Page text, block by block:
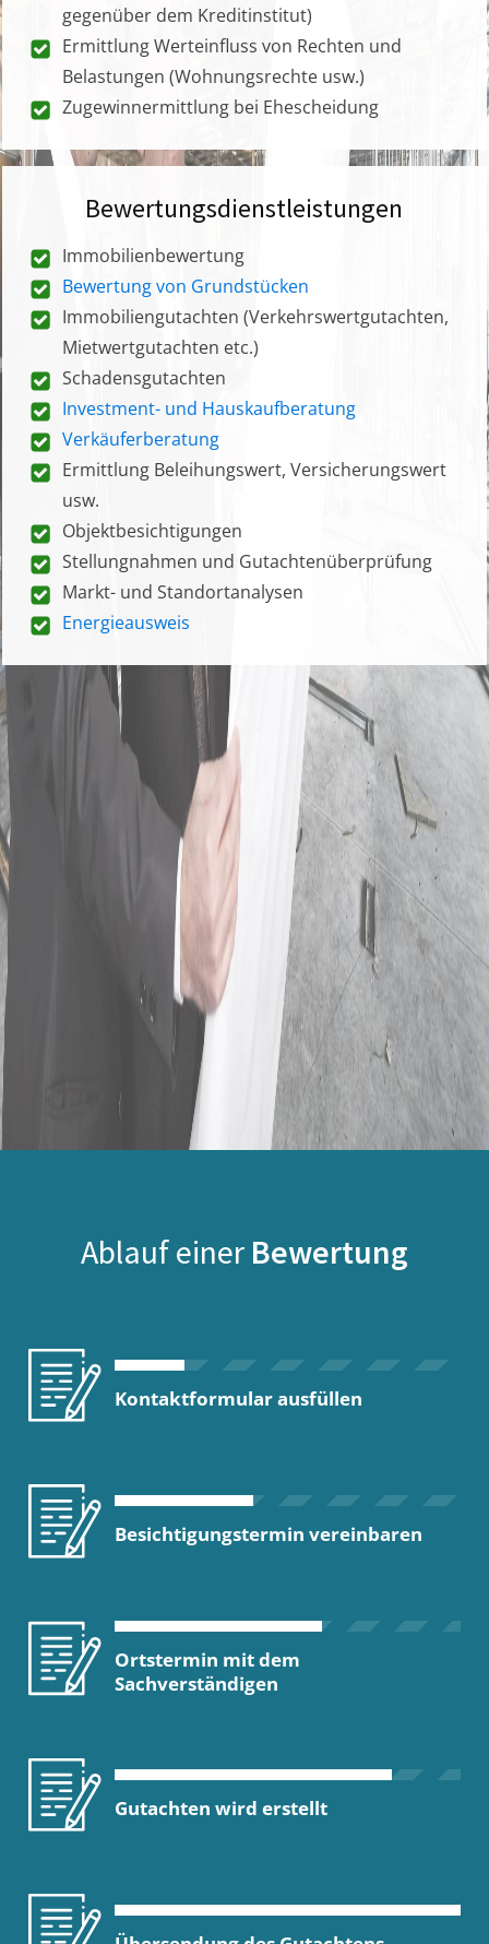
gegenüber dem Kreditinstitut)
Ermittlung Werteinfluss von Rechten und
Belastungen (Wohnungsrechte usw.)
Zugewinnermittlung bei Ehescheidung
Bewertungsdienstleistungen
Immobilienbewertung
Bewertung von Grundstücken
Immobiliengutachten (Verkehrswertgutachten,
Mietwertgutachten etc.)
Schadensgutachten
Investment- und Hauskaufberatung
Verkäuferberatung
Ermittlung Beleihungswert, Versicherungswert
usw.
Objektbesichtigungen
Stellungnahmen und Gutachtenüberprüfung
Markt- und Standortanalysen
Energieausweis
Ablauf einer Bewertung
Kontaktformular ausfüllen
Besichtigungstermin vereinbaren
Ortstermin mit dem
Sachverständigen
Gutachten wird erstellt